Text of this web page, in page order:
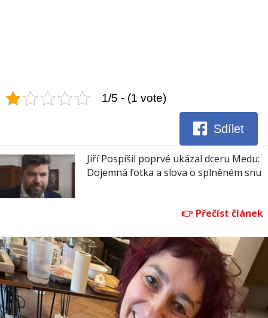
1/5 - (1 vote)
Sdílet
Jiří Pospíšil poprvé ukázal dceru Medu:
Dojemná fotka a slova o splněném snu